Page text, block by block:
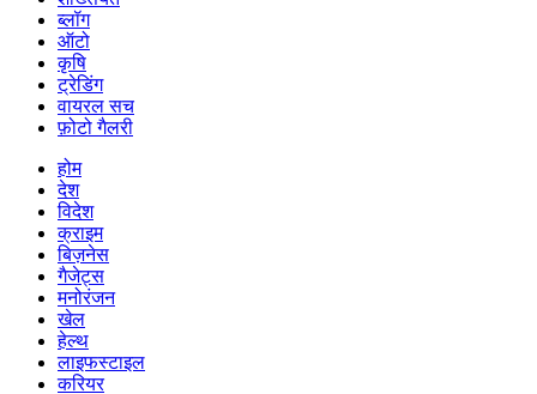
ब्लॉग
ऑटो
कृषि
ट्रेडिंग
वायरल सच
फ़ोटो गैलरी
होम
देश
विदेश
क्राइम
बिज़नेस
गैजेट्स
मनोरंजन
खेल
हेल्थ
लाइफस्टाइल
करियर